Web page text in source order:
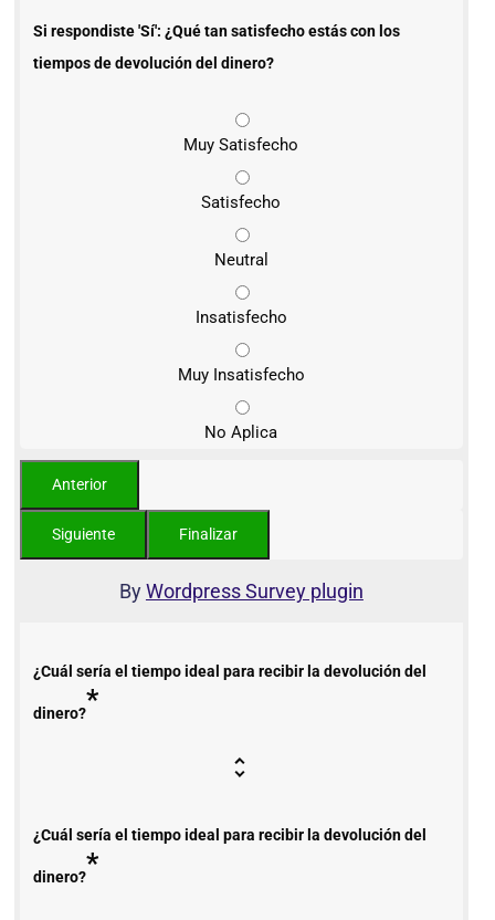
Si respondiste 'Sí': ¿Qué tan satisfecho estás con los
tiempos de devolución del dinero?
Muy Satisfecho
Satisfecho
Neutral
Insatisfecho
Muy Insatisfecho
No Aplica
ByWordpress Survey plugin
¿Cuál sería el tiempo ideal para recibir la devolución del
dinero?*
¿Cuál sería el tiempo ideal para recibir la devolución del
dinero?*